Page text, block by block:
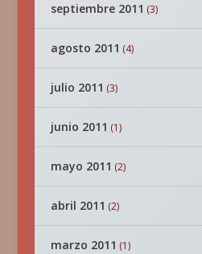
septiembre 2011 (3)
agosto 2011 (4)
julio 2011 (3)
junio 2011 (1)
mayo 2011 (2)
abril 2011 (2)
marzo 2011 (1)